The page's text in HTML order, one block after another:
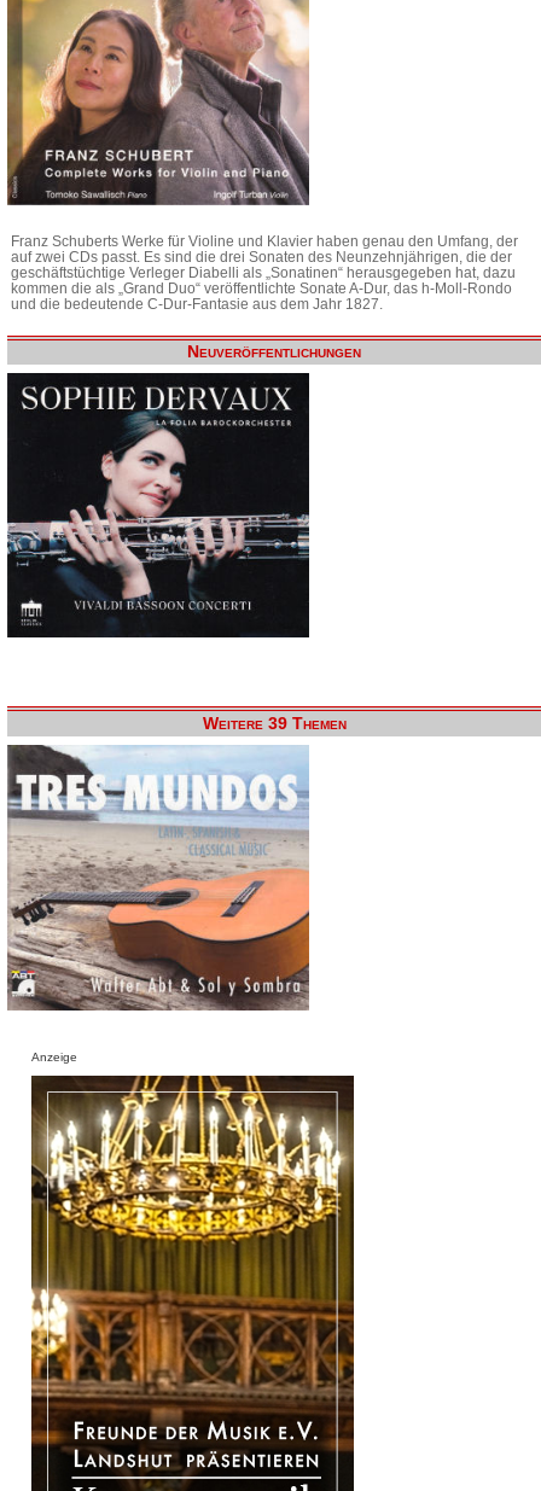
Franz Schuberts Werke für Violine und Klavier haben genau den Umfang, der
auf zwei CDs passt. Es sind die drei Sonaten des Neunzehnjährigen, die der
geschäftstüchtige Verleger Diabelli als „Sonatinen“ herausgegeben hat, dazu
kommen die als „Grand Duo“ veröffentlichte Sonate A-Dur, das h-Moll-Rondo
und die bedeutende C-Dur-Fantasie aus dem Jahr 1827.
Neuveröffentlichungen
Weitere 39 Themen
Anzeige